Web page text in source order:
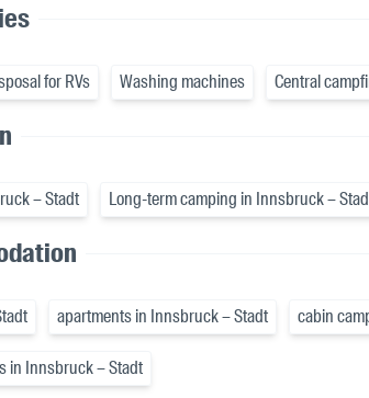
for RVs Washing machines Central
– Stadt Long-term camping in Innsbruck –
apartments in Innsbruck – Stadt cabin
in Innsbruck – Stadt